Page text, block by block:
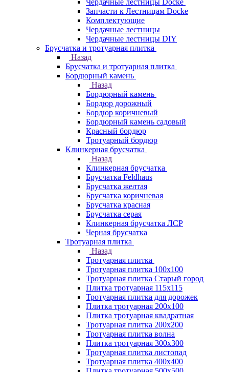
Чердачные лестницы Docke
Запчасти к Лестницам Docke
Комплектующие
Чердачные лестницы
Чердачные лестницы DIY
Брусчатка и тротуарная плитка
Назад
Брусчатка и тротуарная плитка
Бордюрный камень
Назад
Бордюрный камень
Бордюр дорожный
Бордюр коричневый
Бордюрный камень садовый
Красный бордюр
Тротуарный бордюр
Клинкерная брусчатка
Назад
Клинкерная брусчатка
Брусчатка Feldhaus
Брусчатка желтая
Брусчатка коричневая
Брусчатка красная
Брусчатка серая
Клинкерная брусчатка ЛСР
Черная брусчатка
Тротуарная плитка
Назад
Тротуарная плитка
Тротуарная плитка 100x100
Тротуарная плитка Старый город
Плитка тротуарная 115x115
Тротуарная плитка для дорожек
Плитка тротуарная 200х100
Плитка тротуарная квадратная
Тротуарная плитка 200х200
Тротуарная плитка волна
Плитка тротуарная 300х300
Тротуарная плитка листопад
Тротуарная плитка 400х400